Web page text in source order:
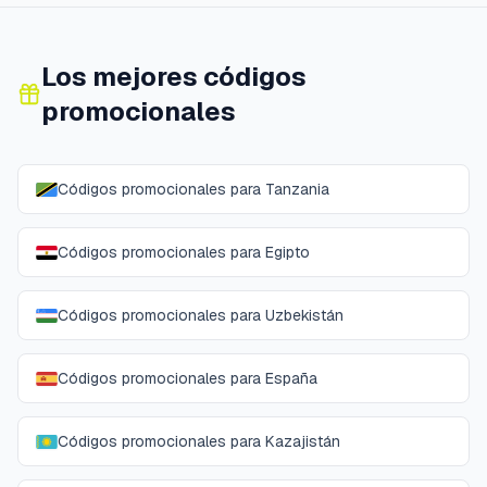
Los mejores códigos
promocionales
Códigos promocionales para Tanzania
Códigos promocionales para Egipto
Códigos promocionales para Uzbekistán
Códigos promocionales para España
Códigos promocionales para Kazajistán